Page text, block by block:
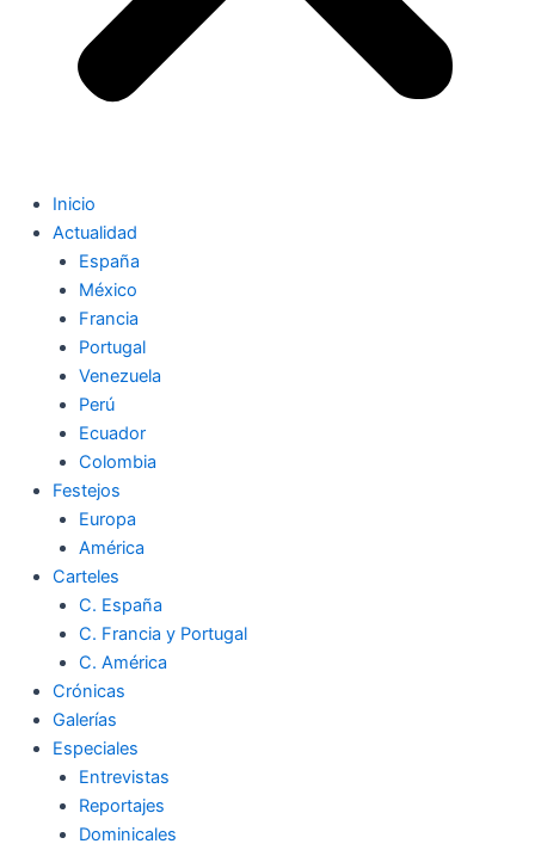
Inicio
Actualidad
España
México
Francia
Portugal
Venezuela
Perú
Ecuador
Colombia
Festejos
Europa
América
Carteles
C. España
C. Francia y Portugal
C. América
Crónicas
Galerías
Especiales
Entrevistas
Reportajes
Dominicales